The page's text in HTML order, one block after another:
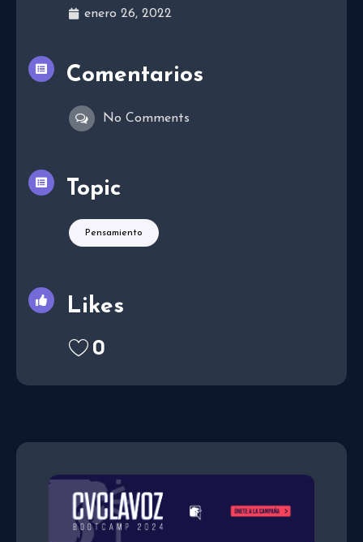
enero 26, 2022
Comentarios
No Comments
Topic
Pensamiento
Likes
0